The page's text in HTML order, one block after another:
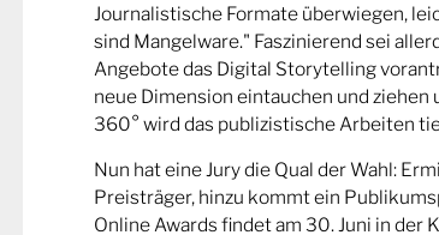
Journalistische Formate überwiegen,
sind Mangelware." Faszinierend sei
Angebote das Digital Storytelling
neue Dimension eintauchen und
360° wird das publizistische Arbeiten
Nun hat eine Jury die Qual der Wahl:
Preisträger, hinzu kommt ein
Online Awards findet am 30. Juni in der